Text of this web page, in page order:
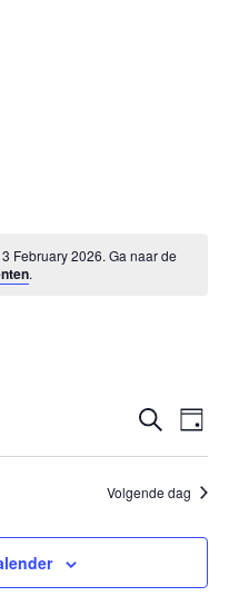
February 2026. Ga naar de
.
en
Zoeken
Dag
Volgende dag